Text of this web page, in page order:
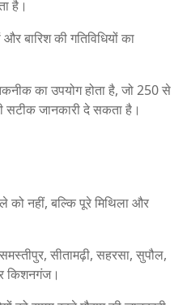
है।
बारिश की गतिविधियों का
का उपयोग होता है, जो 250 से
सटीक जानकारी दे सकता है।
को नहीं, बल्कि पूरे मिथिला और
सीतामढ़ी, सहरसा, सुपौल,
किशनगंज।